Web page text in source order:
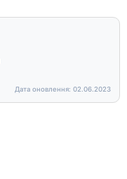
Дата оновлення: 02.06.2023